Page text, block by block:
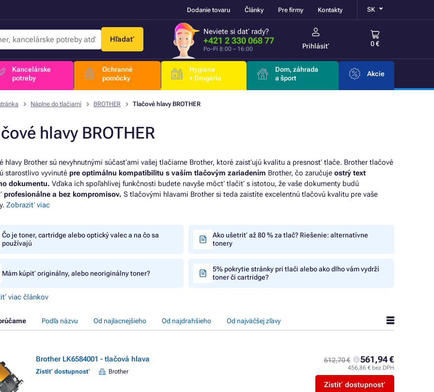
Dodanie tovaru Články Pre firmy Kontakty SK
Hľadať
Neviete si dať rady?
+421 2 330 068 77
Po–Pi 8:00 – 16:00 Prihlásiť 0 €
Kancelárske
potreby
Ochranné
pomôcky
Hygiena
+ Drogéria
Dom, záhrada
a šport
Akcie
Náplne do tlačiarní BROTHER Tlačové hlavy BROTHER
hlavy BROTHER
hlavy Brother sú nevyhnutnými súčasťami vašej tlačiarne Brother, ktoré zaisťujú kvalitu a presnosť tlače. Brother tlačové
starostlivo vyvinuté pre optimálnu kompatibilitu s vaším tlačovým zariadením Brother, čo zaručuje ostrý text
dokumentu. Vďaka ich spoľahlivej funkčnosti budete navyše môcť tlačiť s istotou, že vaše dokumenty budú
profesionálne a bez kompromisov. S tlačovými hlavami Brother si teda zaistíte excelentnú tlačovú kvalitu pre vaše
Zobraziť viac
Čo je toner, cartridge alebo optický valec a na čo sa
používajú
Ako ušetriť až 80 % za tlač? Riešenie: alternatívne
tonery
Mám kúpiť originálny, alebo neoriginálny toner?
5% pokrytie stránky pri tlači alebo ako dlho vám vydrží
toner či cartridge?
viac článkov
Podľa názvu Od najlacnejšieho Od najdrahšieho Od najväčšej zľavy
Brother LK6584001 - tlačová hlava
Zistiť dostupnosť Brother
612,70 € 561,94 €
456,86 € bez DPH
Zistiť dostupnosť